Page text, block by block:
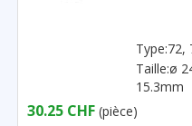
Type:72,
Taille:ø
15.3mm
30.25 CHF (pièce)